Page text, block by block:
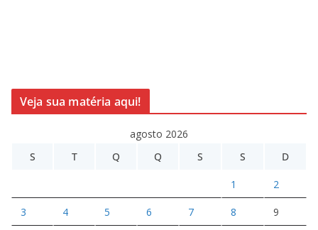
Veja sua matéria aqui!
agosto 2026
S
T Q Q S S D
1 2
3 4 5 6 7 8 9